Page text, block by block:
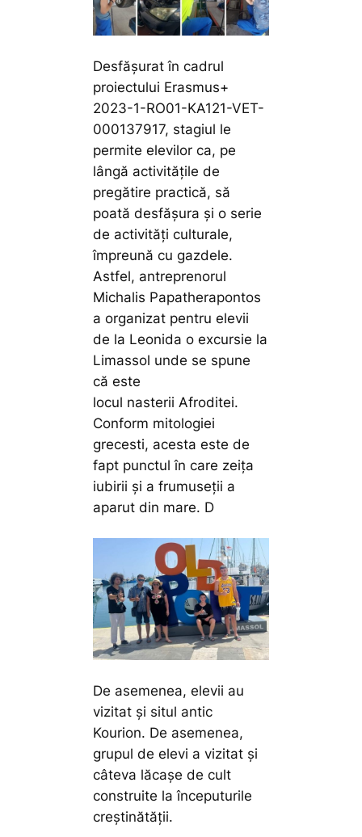
Desfășurat în cadrul
proiectului Erasmus+
2023-1-RO01-KA121-VET-
000137917, stagiul le
permite elevilor ca, pe
lângă activitățile de
pregătire practică, să
poată desfășura și o serie
de activități culturale,
împreună cu gazdele.
Astfel, antreprenorul
Michalis Papatherapontos
a organizat pentru elevii
de la Leonida o excursie la
Limassol unde se spune
că este
locul nasterii Afroditei.
Conform mitologiei
grecesti, acesta este de
fapt punctul în care zeița
iubirii și a frumuseții a
aparut din mare. D
De asemenea, elevii au
vizitat și situl antic
Kourion. De asemenea,
grupul de elevi a vizitat și
câteva lăcașe de cult
construite la începuturile
creștinătății.